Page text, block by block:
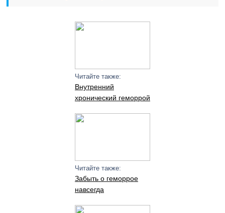
Читайте также:
Внутренний
хронический геморрой
Читайте также:
Забыть о геморрое
навсегда